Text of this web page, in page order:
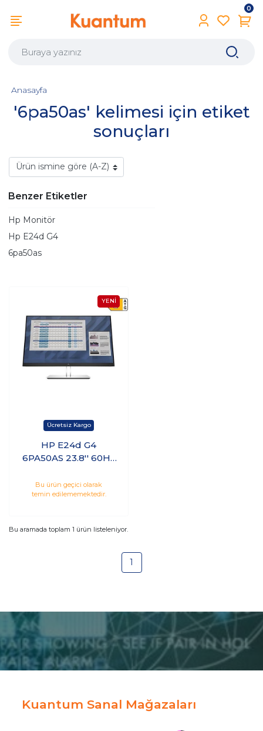
0
'6pa50as' kelimesi için etiket
sonuçları
Anasayfa
Benzer Etiketler
Hp Monitör
Hp E24d G4
6pa50as
HP E24d G4
6PA50AS 23.8'' 60Hz
C Webcam IPS
Monitör
Bu ürün geçici olarak
temin edilememektedir.
Bu aramada toplam 1 ürün listeleniyor.
1
Kuantum Sanal Mağazaları